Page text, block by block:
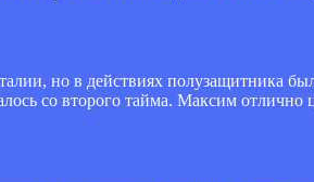
но в действиях полузащитника
со второго тайма. Максим отлично